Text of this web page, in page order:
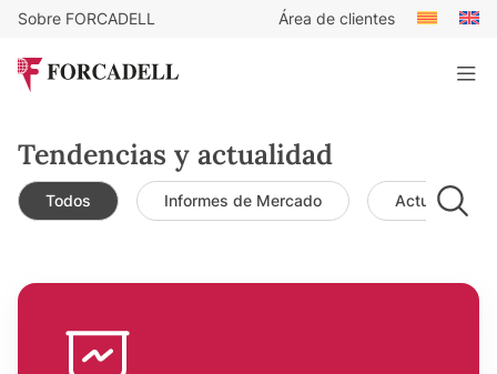
Sobre FORCADELL Área de clientes
Tendencias y actualidad
Todos Informes de Mercado Actualidad